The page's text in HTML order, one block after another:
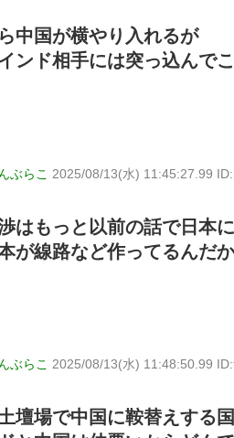
中国が横やり入れるが
ンド相手には突っ込んで
ぶらこ 2025/08/13(水) 11:45:27.99
はもっと以前の話で日本
が線路など作ってるんだ
ぶらこ 2025/08/13(水) 11:48:50.99
壇場で中国に鞍替えする